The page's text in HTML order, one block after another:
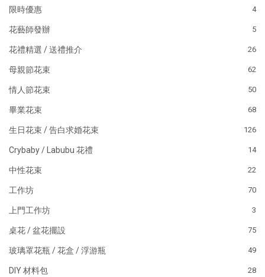
限時優惠 4
花藝師發辦 5
花禮精選 / 送禮推介 26
母親節花束 62
情人節花束 50
畢業花束 68
生日花束 / 告白求婚花束 126
Crybaby / Labubu 花禮 14
中性花束 22
工作坊 70
上門工作坊 3
桌花 / 盆花擺設 75
玻璃罩花瓶 / 花盒 / 浮游瓶 49
DIY 材料包 28